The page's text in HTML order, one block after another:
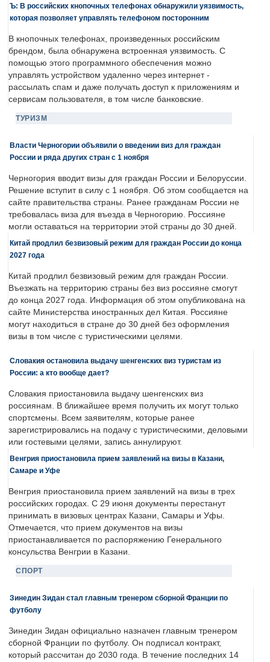
Ъ: В российских кнопочных телефонах обнаружили уязвимость,
которая позволяет управлять телефоном посторонним
В кнопочных телефонах, произведенных российским
брендом, была обнаружена встроенная уязвимость. С
помощью этого программного обеспечения можно
управлять устройством удаленно через интернет -
рассылать спам и даже получать доступ к приложениям и
сервисам пользователя, в том числе банковские.
ТУРИЗМ
Власти Черногории объявили о введении виз для граждан
России и ряда других стран с 1 ноября
Черногория вводит визы для граждан России и Белоруссии.
Решение вступит в силу с 1 ноября. Об этом сообщается на
сайте правительства страны. Ранее гражданам России не
требовалась виза для въезда в Черногорию. Россияне
могли оставаться на территории этой страны до 30 дней.
Китай продлил безвизовый режим для граждан России до конца
2027 года
Китай продлил безвизовый режим для граждан России.
Въезжать на территорию страны без виз россияне смогут
до конца 2027 года. Информация об этом опубликована на
сайте Министерства иностранных дел Китая. Россияне
могут находиться в стране до 30 дней без оформления
визы в том числе с туристическими целями.
Словакия остановила выдачу шенгенских виз туристам из
России: а кто вообще дает?
Словакия приостановила выдачу шенгенских виз
россиянам. В ближайшее время получить их могут только
спортсмены. Всем заявителям, которые ранее
зарегистрировались на подачу с туристическими, деловыми
или гостевыми целями, запись аннулируют.
Венгрия приостановила прием заявлений на визы в Казани,
Самаре и Уфе
Венгрия приостановила прием заявлений на визы в трех
российских городах. С 29 июня документы перестанут
принимать в визовых центрах Казани, Самары и Уфы.
Отмечается, что прием документов на визы
приостанавливается по распоряжению Генерального
консульства Венгрии в Казани.
СПОРТ
Зинедин Зидан стал главным тренером сборной Франции по
футболу
Зинедин Зидан официально назначен главным тренером
сборной Франции по футболу. Он подписал контракт,
который рассчитан до 2030 года. В течение последних 14